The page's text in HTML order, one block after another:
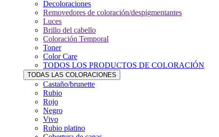
Decoloraciones
Removedores de coloración/despigmentantes
Luces
Brillo del cabello
Coloración Temporal
Toner
Color Care
TODOS LOS PRODUCTOS DE COLORACIÓN
TODAS LAS COLORACIONES
Castaño/brunette
Rubio
Rojo
Negro
Vivo
Rubio platino